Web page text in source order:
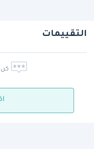
التقييمات
كن